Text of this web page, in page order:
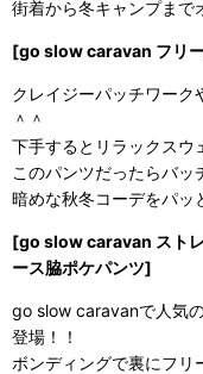
街着から冬キャンプまで
[go slow caravan フリ
クレイジーパッチワーク
＾＾
下手するとリラックスウ
このパンツだったらバッ
暗めな秋冬コーデをパッ
[go slow caravan スト
ース脇ポケパンツ]
go slow caravanで人気
登場！！
ボンディングで裏にフリ